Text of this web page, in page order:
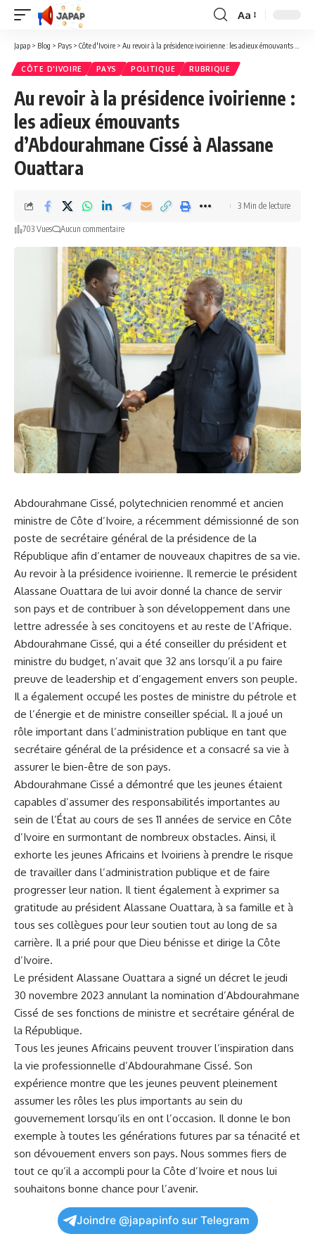
Redimensionner
la
Aa
Japap > Blog > Pays > Côte d'Ivoire > Au revoir à la présidence ivoirienne : les adieux émouvants d’Abdourahmane Cissé à Alassane Ouattara
CÔTE D'IVOIRE PAYS POLITIQUE RUBRIQUE
Au revoir à la présidence ivoirienne :
les adieux émouvants
d’Abdourahmane Cissé à Alassane
Ouattara
703 Vues Aucun commentaire
3 Min de lecture
Abdourahmane Cissé, polytechnicien renommé et ancien
ministre de Côte d’Ivoire, a récemment démissionné de son
poste de secrétaire général de la présidence de la
République afin d’entamer de nouveaux chapitres de sa vie.
Au revoir à la présidence ivoirienne. Il remercie le président
Alassane Ouattara de lui avoir donné la chance de servir
son pays et de contribuer à son développement dans une
lettre adressée à ses concitoyens et au reste de l’Afrique.
Abdourahmane Cissé, qui a été conseiller du président et
ministre du budget, n’avait que 32 ans lorsqu’il a pu faire
preuve de leadership et d’engagement envers son peuple.
Il a également occupé les postes de ministre du pétrole et
de l’énergie et de ministre conseiller spécial. Il a joué un
rôle important dans l’administration publique en tant que
secrétaire général de la présidence et a consacré sa vie à
assurer le bien-être de son pays.
Abdourahmane Cissé a démontré que les jeunes étaient
capables d’assumer des responsabilités importantes au
sein de l’État au cours de ses 11 années de service en Côte
d’Ivoire en surmontant de nombreux obstacles. Ainsi, il
exhorte les jeunes Africains et Ivoiriens à prendre le risque
de travailler dans l’administration publique et de faire
progresser leur nation. Il tient également à exprimer sa
gratitude au président Alassane Ouattara, à sa famille et à
tous ses collègues pour leur soutien tout au long de sa
carrière. Il a prié pour que Dieu bénisse et dirige la Côte
d’Ivoire.
Le président Alassane Ouattara a signé un décret le jeudi
30 novembre 2023 annulant la nomination d’Abdourahmane
Cissé de ses fonctions de ministre et secrétaire général de
la République.
Tous les jeunes Africains peuvent trouver l’inspiration dans
la vie professionnelle d’Abdourahmane Cissé. Son
expérience montre que les jeunes peuvent pleinement
assumer les rôles les plus importants au sein du
gouvernement lorsqu’ils en ont l’occasion. Il donne le bon
exemple à toutes les générations futures par sa ténacité et
son dévouement envers son pays. Nous sommes fiers de
tout ce qu’il a accompli pour la Côte d’Ivoire et nous lui
souhaitons bonne chance pour l’avenir.
Joindre @japapinfo sur Telegram